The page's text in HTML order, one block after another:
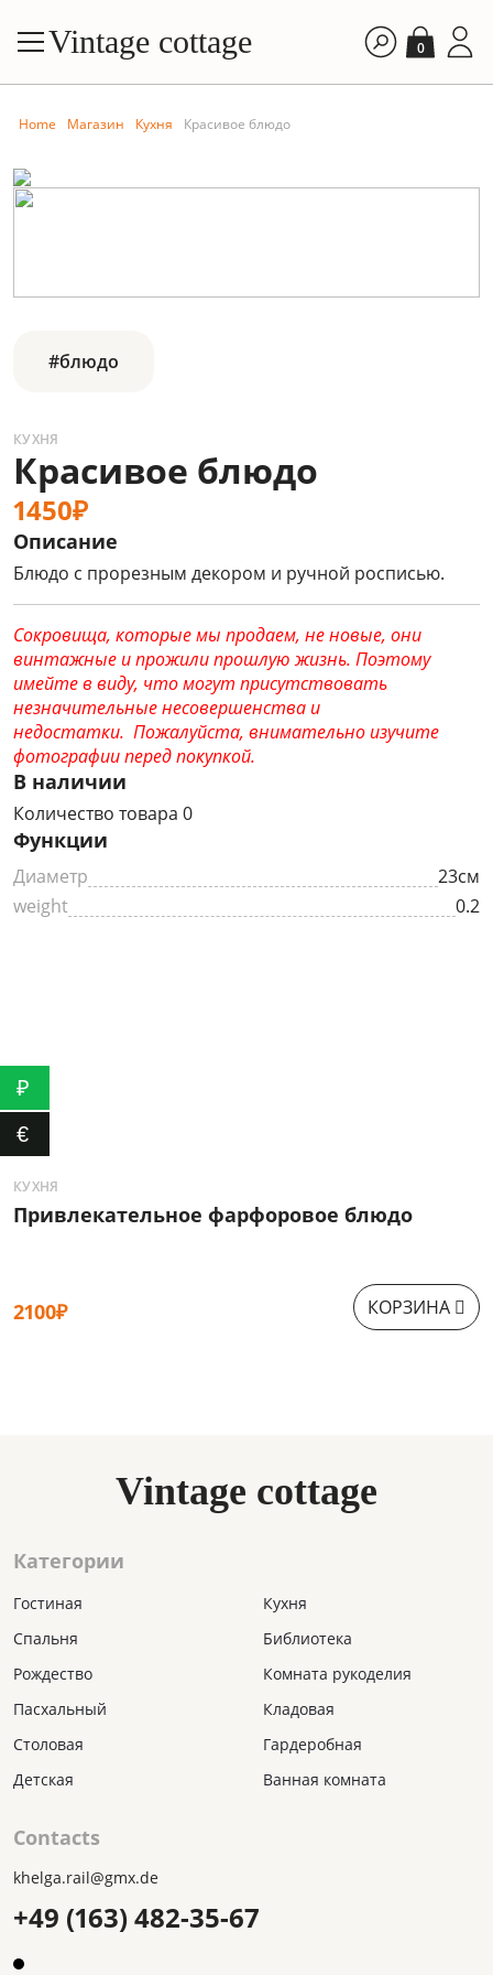
Vintage cottage 0
Home Магазин Кухня Красивое блюдо
#блюдо
КУХНЯ
Красивое блюдо
1450₽
Описание
Блюдо с прорезным декором и ручной росписью.
Сокровища, которые мы продаем, не новые, они
винтажные и прожили прошлую жизнь. Поэтому
имейте в виду, что могут присутствовать
незначительные несовершенства и
недостатки. Пожалуйста, внимательно изучите
фотографии перед покупкой.
В наличии
Количество товара 0
Функции
Диаметр
23см
weight
0.2
КУХНЯ
Привлекательное фарфоровое блюдо
2100₽ КОРЗИНА
Vintage cottage
Категории
Гостиная
Спальня
Рождество
Пасхальный
Столовая
Детская
Кухня
Библиотека
Комната рукоделия
Кладовая
Гардеробная
Ванная комната
Contacts
khelga.rail@gmx.dе
+49 (163) 482-35-67
₽
€